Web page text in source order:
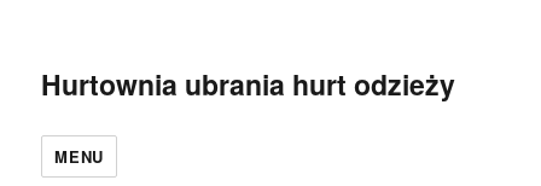
Hurtownia ubrania hurt odzieży
MENU